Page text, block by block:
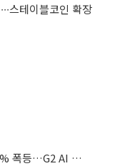
스테이블코인 확장
‘中 D램 굴기’ CXMT, 데뷔 첫날 466% 폭등…G2 AI 패권 ‘쩐의 전쟁’